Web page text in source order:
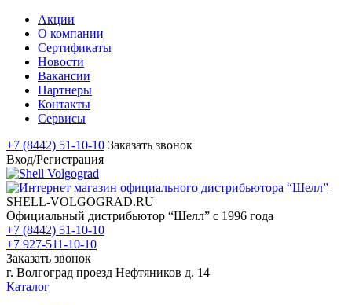
Акции
О компании
Сертификаты
Новости
Вакансии
Партнеры
Контакты
Сервисы
+7 (8442) 51-10-10 Заказать звонок
Вход/Регистрация
SHELL-VOLGOGRAD.RU
Официальный дистрибьютор “Шелл” с 1996 года
+7 (8442) 51-10-10
+7 927-511-10-10
Заказать звонок
г. Волгоград проезд Нефтяников д. 14
Каталог